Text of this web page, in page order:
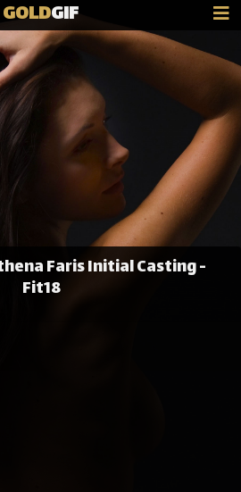
GOLDGIF
Faris Initial Casting -
Fit18